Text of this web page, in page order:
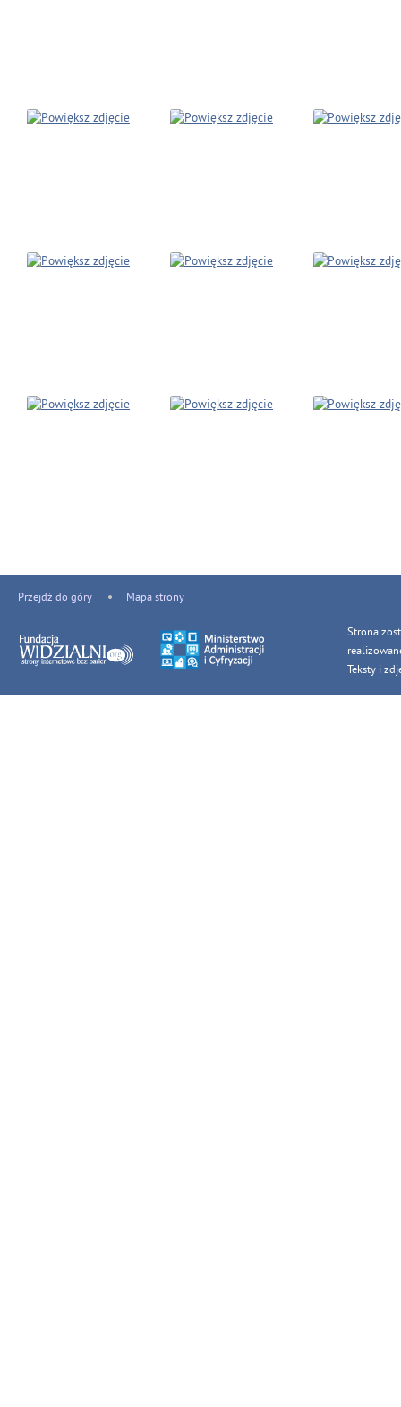
Przejdź do góry Mapa strony
Strona
Teksty i